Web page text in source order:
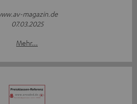
magazin.de
07.03.2025
Mehr...